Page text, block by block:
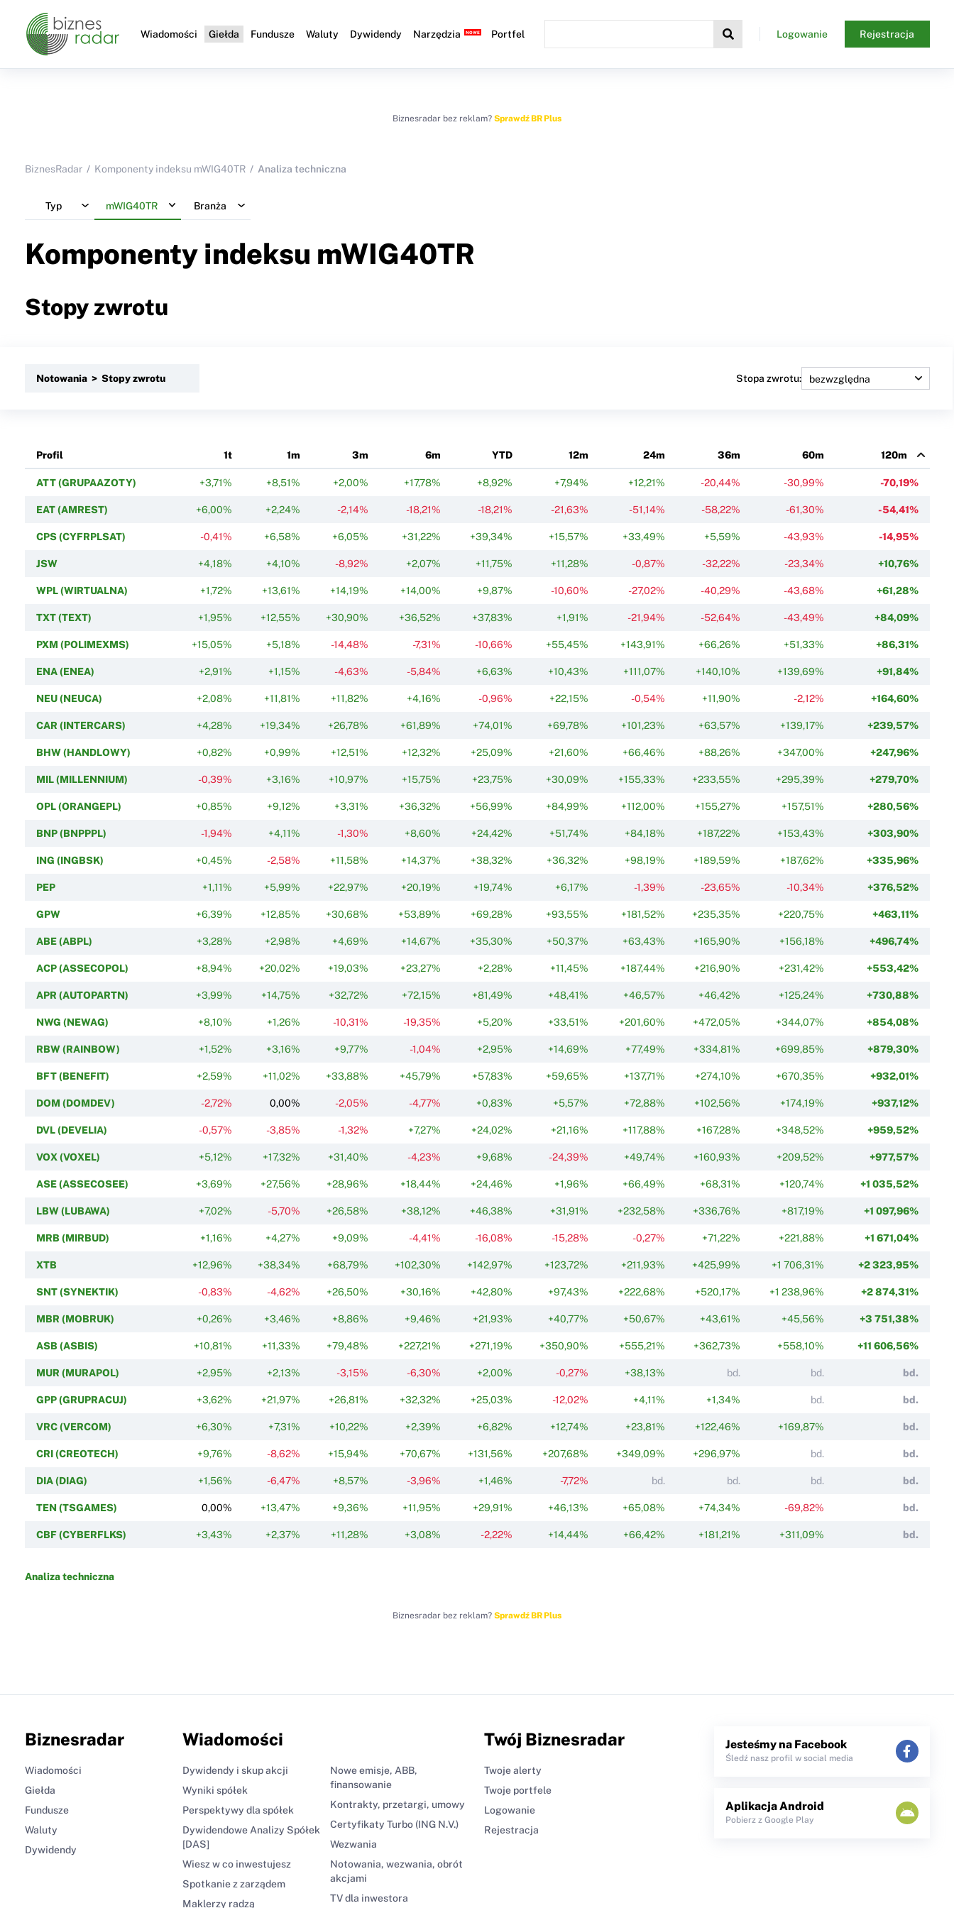
Wiadomości Giełda Fundusze Waluty Dywidendy Narzędzia Portfel Logowanie Rejestracja
Biznesradar bez reklam? Sprawdź BR Plus
BiznesRadar Komponenty indeksu mWIG40TR Analiza techniczna
Typ mWIG40TR Branża
Komponenty indeksu mWIG40TR
Stopy zwrotu
Notowania > Stopy zwrotu Stopa zwrotu:
Profil 1t 1m 3m 6m YTD 12m 24m 36m 60m 120m
ATT (GRUPAAZOTY) +3,71% +8,51% +2,00% +17,78% +8,92% +7,94% +12,21% -20,44% -30,99% -70,19%
EAT (AMREST) +6,00% +2,24% -2,14% -18,21% -18,21% -21,63% -51,14% -58,22% -61,30% -54,41%
CPS (CYFRPLSAT) -0,41% +6,58% +6,05% +31,22% +39,34% +15,57% +33,49% +5,59% -43,93% -14,95%
JSW +4,18% +4,10% -8,92% +2,07% +11,75% +11,28% -0,87% -32,22% -23,34% +10,76%
WPL (WIRTUALNA) +1,72% +13,61% +14,19% +14,00% +9,87% -10,60% -27,02% -40,29% -43,68% +61,28%
TXT (TEXT) +1,95% +12,55% +30,90% +36,52% +37,83% +1,91% -21,94% -52,64% -43,49% +84,09%
PXM (POLIMEXMS) +15,05% +5,18% -14,48% -7,31% -10,66% +55,45% +143,91% +66,26% +51,33% +86,31%
ENA (ENEA) +2,91% +1,15% -4,63% -5,84% +6,63% +10,43% +111,07% +140,10% +139,69% +91,84%
NEU (NEUCA) +2,08% +11,81% +11,82% +4,16% -0,96% +22,15% -0,54% +11,90% -2,12% +164,60%
CAR (INTERCARS) +4,28% +19,34% +26,78% +61,89% +74,01% +69,78% +101,23% +63,57% +139,17% +239,57%
BHW (HANDLOWY) +0,82% +0,99% +12,51% +12,32% +25,09% +21,60% +66,46% +88,26% +347,00% +247,96%
MIL (MILLENNIUM) -0,39% +3,16% +10,97% +15,75% +23,75% +30,09% +155,33% +233,55% +295,39% +279,70%
OPL (ORANGEPL) +0,85% +9,12% +3,31% +36,32% +56,99% +84,99% +112,00% +155,27% +157,51% +280,56%
BNP (BNPPPL) -1,94% +4,11% -1,30% +8,60% +24,42% +51,74% +84,18% +187,22% +153,43% +303,90%
ING (INGBSK) +0,45% -2,58% +11,58% +14,37% +38,32% +36,32% +98,19% +189,59% +187,62% +335,96%
PEP +1,11% +5,99% +22,97% +20,19% +19,74% +6,17% -1,39% -23,65% -10,34% +376,52%
GPW +6,39% +12,85% +30,68% +53,89% +69,28% +93,55% +181,52% +235,35% +220,75% +463,11%
ABE (ABPL) +3,28% +2,98% +4,69% +14,67% +35,30% +50,37% +63,43% +165,90% +156,18% +496,74%
ACP (ASSECOPOL) +8,94% +20,02% +19,03% +23,27% +2,28% +11,45% +187,44% +216,90% +231,42% +553,42%
APR (AUTOPARTN) +3,99% +14,75% +32,72% +72,15% +81,49% +48,41% +46,57% +46,42% +125,24% +730,88%
NWG (NEWAG) +8,10% +1,26% -10,31% -19,35% +5,20% +33,51% +201,60% +472,05% +344,07% +854,08%
RBW (RAINBOW) +1,52% +3,16% +9,77% -1,04% +2,95% +14,69% +77,49% +334,81% +699,85% +879,30%
BFT (BENEFIT) +2,59% +11,02% +33,88% +45,79% +57,83% +59,65% +137,71% +274,10% +670,35% +932,01%
DOM (DOMDEV) -2,72% 0,00% -2,05% -4,77% +0,83% +5,57% +72,88% +102,56% +174,19% +937,12%
DVL (DEVELIA) -0,57% -3,85% -1,32% +7,27% +24,02% +21,16% +117,88% +167,28% +348,52% +959,52%
VOX (VOXEL) +5,12% +17,32% +31,40% -4,23% +9,68% -24,39% +49,74% +160,93% +209,52% +977,57%
ASE (ASSECOSEE) +3,69% +27,56% +28,96% +18,44% +24,46% +1,96% +66,49% +68,31% +120,74% +1 035,52%
LBW (LUBAWA) +7,02% -5,70% +26,58% +38,12% +46,38% +31,91% +232,58% +336,76% +817,19% +1 097,96%
MRB (MIRBUD) +1,16% +4,27% +9,09% -4,41% -16,08% -15,28% -0,27% +71,22% +221,88% +1 671,04%
XTB +12,96% +38,34% +68,79% +102,30% +142,97% +123,72% +211,93% +425,99% +1 706,31% +2 323,95%
SNT (SYNEKTIK) -0,83% -4,62% +26,50% +30,16% +42,80% +97,43% +222,68% +520,17% +1 238,96% +2 874,31%
MBR (MOBRUK) +0,26% +3,46% +8,86% +9,46% +21,93% +40,77% +50,67% +43,61% +45,56% +3 751,38%
ASB (ASBIS) +10,81% +11,33% +79,48% +227,21% +271,19% +350,90% +555,21% +362,73% +558,10% +11 606,56%
MUR (MURAPOL) +2,95% +2,13% -3,15% -6,30% +2,00% -0,27% +38,13% bd. bd. bd.
GPP (GRUPRACUJ) +3,62% +21,97% +26,81% +32,32% +25,03% -12,02% +4,11% +1,34% bd. bd.
VRC (VERCOM) +6,30% +7,31% +10,22% +2,39% +6,82% +12,74% +23,81% +122,46% +169,87% bd.
CRI (CREOTECH) +9,76% -8,62% +15,94% +70,67% +131,56% +207,68% +349,09% +296,97% bd. bd.
DIA (DIAG) +1,56% -6,47% +8,57% -3,96% +1,46% -7,72% bd. bd. bd. bd.
TEN (TSGAMES) 0,00% +13,47% +9,36% +11,95% +29,91% +46,13% +65,08% +74,34% -69,82% bd.
CBF (CYBERFLKS) +3,43% +2,37% +11,28% +3,08% -2,22% +14,44% +66,42% +181,21% +311,09% bd.
Analiza techniczna
Biznesradar bez reklam? Sprawdź BR Plus
Biznesradar
Wiadomości
Giełda
Fundusze
Waluty
Dywidendy
Wiadomości
Dywidendy i skup akcji
Wyniki spółek
Perspektywy dla spółek
Dywidendowe Analizy Spółek
[DAS]
Wiesz w co inwestujesz
Spotkanie z zarządem
Maklerzy radzą
Nowe emisje, ABB,
finansowanie
Kontrakty, przetargi, umowy
Certyfikaty Turbo (ING N.V.)
Wezwania
Notowania, wezwania, obrót
akcjami
TV dla inwestora
Twój Biznesradar
Twoje alerty
Twoje portfele
Logowanie
Rejestracja
Jesteśmy na Facebook
Śledź nasz profil w social media
Aplikacja Android
Pobierz z Google Play